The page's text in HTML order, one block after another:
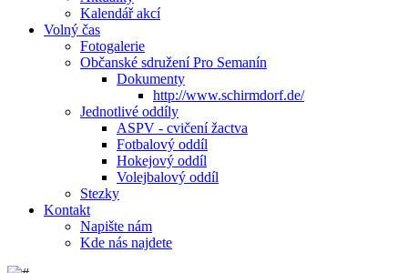
Kalendář akcí
Volný čas
Fotogalerie
Občanské sdružení Pro Semanín
Dokumenty
http://www.schirmdorf.de/
Jednotlivé oddíly
ASPV - cvičení žactva
Fotbalový oddíl
Hokejový oddíl
Volejbalový oddíl
Stezky
Kontakt
Napište nám
Kde nás najdete